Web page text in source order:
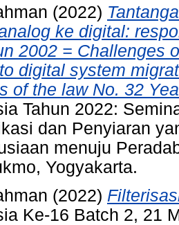
(2022)
ke digital:
2002 = Challenges
digital system
of the law No. 32
Tahun 2022:
dan Penyiaran
menuju
Yogyakarta.
(2022)
Ke-16 Batch 2, 21